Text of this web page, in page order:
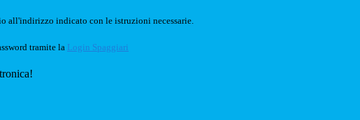
all'indirizzo indicato con le istruzioni necessarie.
tramite la Login Spaggiari